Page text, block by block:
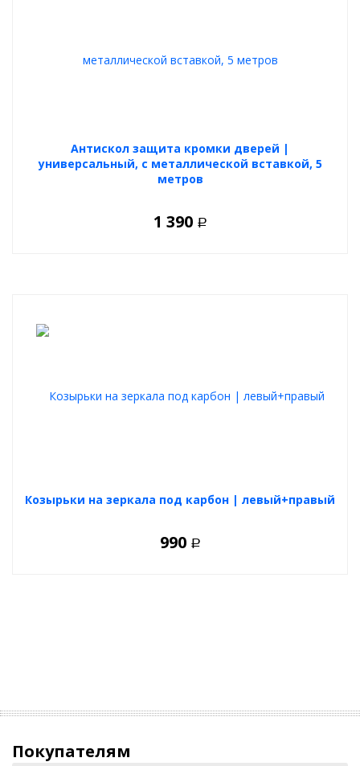
Антискол защита кромки дверей |
универсальный, с металлической вставкой, 5
метров
1 390 Р
Козырьки на зеркала под карбон | левый+правый
990 Р
Покупателям